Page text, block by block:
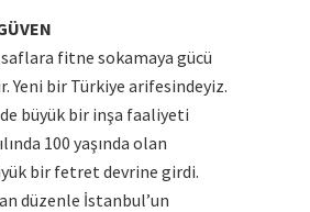
fitne sokamaya gücü
Yeni bir Türkiye arifesindeyiz.
büyük bir inşa faaliyeti
100 yaşında olan
bir fetret devrine girdi.
düzenle İstanbul’un